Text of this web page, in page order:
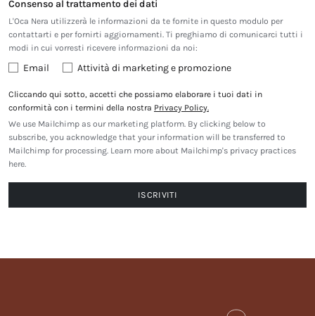
Consenso al trattamento dei dati
L'Oca Nera utilizzerà le informazioni da te fornite in questo modulo per
contattarti e per fornirti aggiornamenti. Ti preghiamo di comunicarci tutti i
modi in cui vorresti ricevere informazioni da noi:
Email Attività di marketing e promozione
Cliccando qui sotto, accetti che possiamo elaborare i tuoi dati in
conformità con i termini della nostra Privacy Policy.
We use Mailchimp as our marketing platform. By clicking below to
subscribe, you acknowledge that your information will be transferred to
Mailchimp for processing. Learn more about Mailchimp's privacy practices
here.